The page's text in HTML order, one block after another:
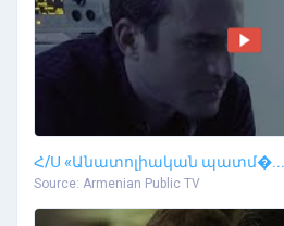
Հ/Ս «Անատոլիական պատմ�...
Source: Armenian Public TV